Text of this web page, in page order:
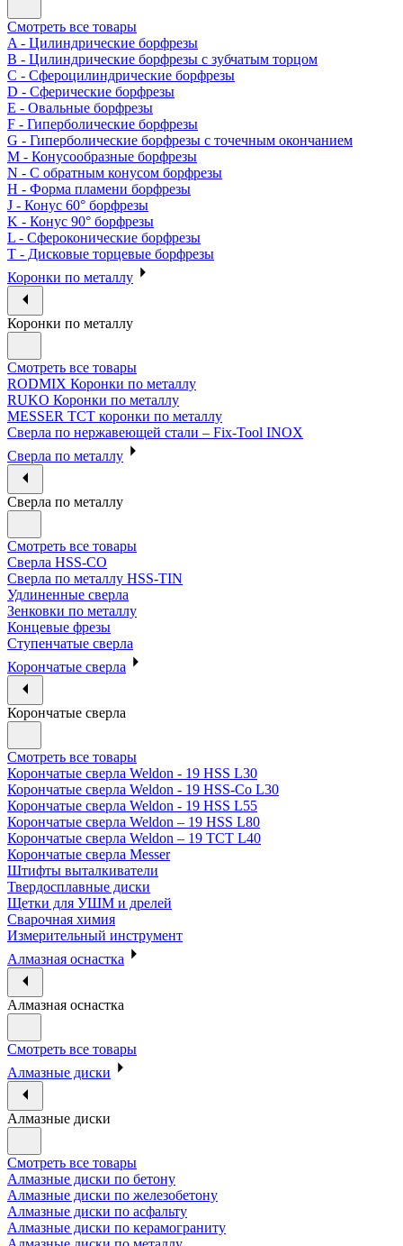
Смотреть все товары
A - Цилиндрические борфрезы
B - Цилиндрические борфрезы с зубчатым торцом
C - Сфероцилиндрические борфрезы
D - Сферические борфрезы
E - Овальные борфрезы
F - Гиперболические борфрезы
G - Гиперболические борфрезы с точечным окончанием
M - Конусообразные борфрезы
N - С обратным конусом борфрезы
H - Форма пламени борфрезы
J - Конус 60° борфрезы
K - Конус 90° борфрезы
L - Сфероконические борфрезы
T - Дисковые торцевые борфрезы
Коронки по металлу
Коронки по металлу
Смотреть все товары
RODMIX Коронки по металлу
RUKO Коронки по металлу
MESSER ТСТ коронки по металлу
Сверла по нержавеющей стали – Fix-Tool INOX
Сверла по металлу
Сверла по металлу
Смотреть все товары
Сверла HSS-CO
Сверла по металлу HSS-TIN
Удлиненные сверла
Зенковки по металлу
Концевые фрезы
Ступенчатые сверла
Корончатые сверла
Корончатые сверла
Смотреть все товары
Корончатые сверла Weldon - 19 HSS L30
Корончатые сверла Weldon - 19 HSS-Co L30
Корончатые сверла Weldon - 19 HSS L55
Корончатые сверла Weldon – 19 HSS L80
Корончатые сверла Weldon – 19 TCT L40
Корончатые сверла Messer
Штифты выталкиватели
Твердосплавные диски
Щетки для УШМ и дрелей
Сварочная химия
Измерительный инструмент
Алмазная оснастка
Алмазная оснастка
Смотреть все товары
Алмазные диски
Алмазные диски
Смотреть все товары
Алмазные диски по бетону
Алмазные диски по железобетону
Алмазные диски по асфальту
Алмазные диски по керамограниту